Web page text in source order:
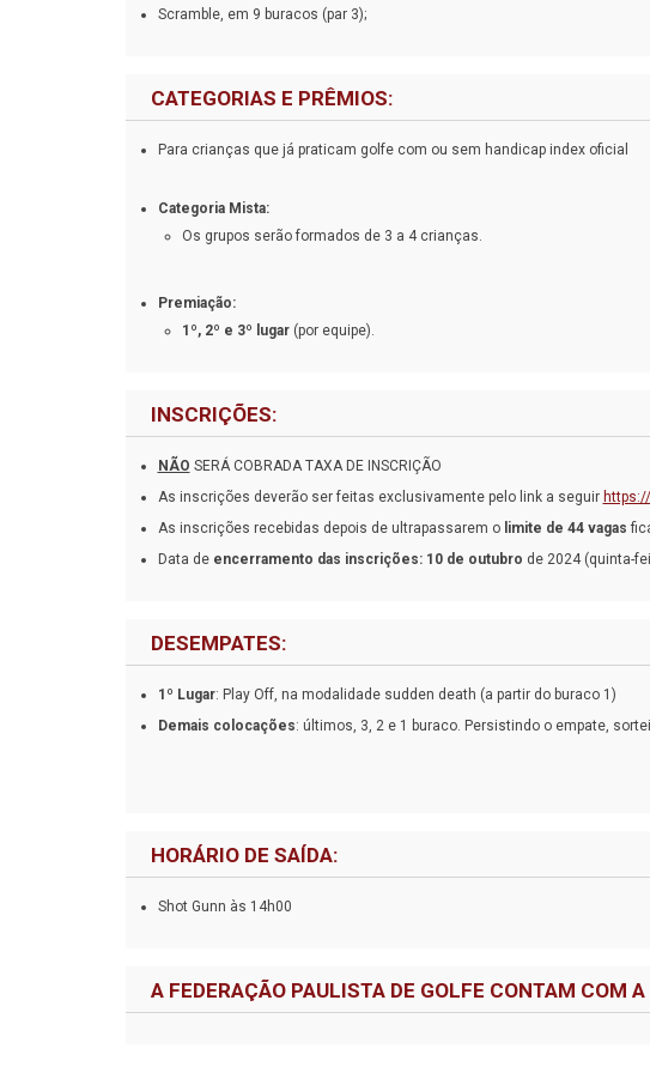
Scramble, em 9 buracos (par 3);
CATEGORIAS E PRÊMIOS:
Para crianças que já praticam golfe com ou sem handicap index oficial
Categoria Mista:
Os grupos serão formados de 3 a 4 crianças.
Premiação:
1º, 2º e 3º lugar(por equipe).
INSCRIÇÕES:
NÃO SERÁ COBRADA TAXA DE INSCRIÇÃO
As inscrições deverão ser feitas exclusivamente pelo link a seguir
As inscrições recebidas depois de ultrapassarem o limite de 44 vagas
Data de encerramento das inscrições: 10 de outubro de 2024 (quinta-
DESEMPATES:
1º Lugar: Play Off, na modalidade sudden death (a partir do buraco 1)
Demais colocações: últimos, 3, 2 e 1 buraco. Persistindo o empate,
HORÁRIO DE SAÍDA:
Shot Gunn às 14h00
A FEDERAÇÃO PAULISTA DE GOLFE CONTAM COM